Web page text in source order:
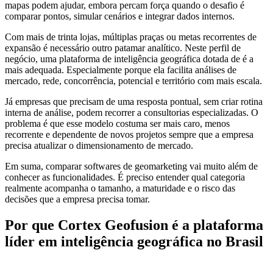
mapas podem ajudar, embora percam força quando o desafio é
comparar pontos, simular cenários e integrar dados internos.
Com mais de trinta lojas, múltiplas praças ou metas recorrentes de
expansão é necessário outro patamar analítico. Neste perfil de
negócio, uma plataforma de inteligência geográfica dotada de é a
mais adequada. Especialmente porque ela facilita análises de
mercado, rede, concorrência, potencial e território com mais escala.
Já empresas que precisam de uma resposta pontual, sem criar rotina
interna de análise, podem recorrer a consultorias especializadas. O
problema é que esse modelo costuma ser mais caro, menos
recorrente e dependente de novos projetos sempre que a empresa
precisa atualizar o dimensionamento de mercado.
Em suma, comparar softwares de geomarketing vai muito além de
conhecer as funcionalidades. É preciso entender qual categoria
realmente acompanha o tamanho, a maturidade e o risco das
decisões que a empresa precisa tomar.
Por que Cortex Geofusion é a plataforma
líder em inteligência geográfica no Brasil